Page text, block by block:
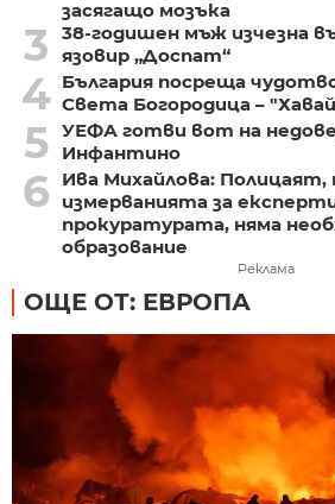
засягащо мозъка
3
38-годишен мъж изчезна
язовир „Доспат“
4 България посреща
Света Богородица –
5 УЕФА готви вот на
Инфантино
6
Ива Михайлова: Полицаят,
измерванията за
прокуратурата, няма
образование
Реклама
ОЩЕ ОТ: ЕВРОПА